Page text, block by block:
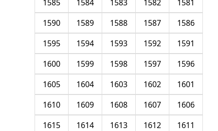
1581
1582
1583
1584
1585
1586
1587
1588
1589
1590
1591
1592
1593
1594
1595
1596
1597
1598
1599
1600
1601
1602
1603
1604
1605
1606
1607
1608
1609
1610
1611
1612
1613
1614
1615